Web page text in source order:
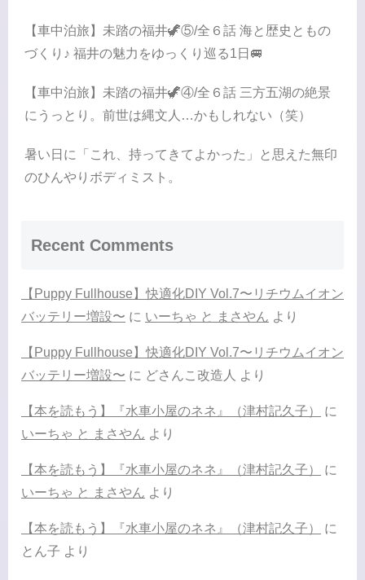
【車中泊旅】未踏の福井🦖⑤/全６話 海と歴史ともの
づくり♪ 福井の魅力をゆっくり巡る1日🚐
【車中泊旅】未踏の福井🦖④/全６話 三方五湖の絶景
にうっとり。前世は縄文人…かもしれない（笑）
暑い日に「これ、持ってきてよかった」と思えた無印
のひんやりボディミスト。
Recent Comments
【Puppy Fullhouse】快適化DIY Vol.7〜リチウムイオン
バッテリー増設〜 に いーちゃ と まさやん より
【Puppy Fullhouse】快適化DIY Vol.7〜リチウムイオン
バッテリー増設〜 に どさんこ改造人 より
【本を読もう】『水車小屋のネネ』（津村記久子）
に
いーちゃ と まさやん より
【本を読もう】『水車小屋のネネ』（津村記久子）
に
いーちゃ と まさやん より
【本を読もう】『水車小屋のネネ』（津村記久子）
に
とん子 より